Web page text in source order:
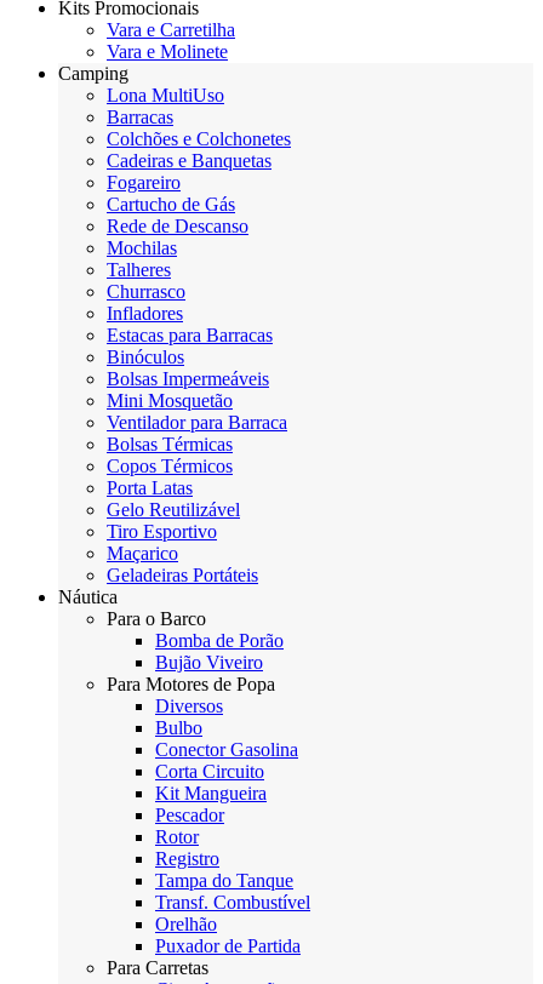
Kits Promocionais
Vara e Carretilha
Vara e Molinete
Camping
Lona MultiUso
Barracas
Colchões e Colchonetes
Cadeiras e Banquetas
Fogareiro
Cartucho de Gás
Rede de Descanso
Mochilas
Talheres
Churrasco
Infladores
Estacas para Barracas
Binóculos
Bolsas Impermeáveis
Mini Mosquetão
Ventilador para Barraca
Bolsas Térmicas
Copos Térmicos
Porta Latas
Gelo Reutilizável
Tiro Esportivo
Maçarico
Geladeiras Portáteis
Náutica
Para o Barco
Bomba de Porão
Bujão Viveiro
Para Motores de Popa
Diversos
Bulbo
Conector Gasolina
Corta Circuito
Kit Mangueira
Pescador
Rotor
Registro
Tampa do Tanque
Transf. Combustível
Orelhão
Puxador de Partida
Para Carretas